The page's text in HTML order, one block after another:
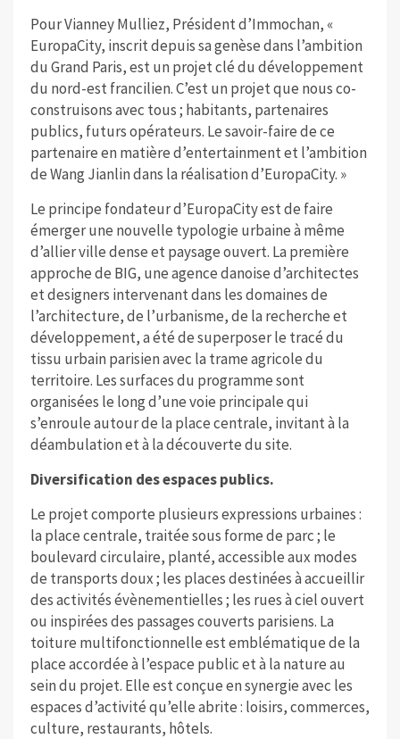
Pour Vianney Mulliez, Président d’Immochan, «
EuropaCity, inscrit depuis sa genèse dans l’ambition
du Grand Paris, est un projet clé du développement
du nord-est francilien. C’est un projet que nous co-
construisons avec tous ; habitants, partenaires
publics, futurs opérateurs. Le savoir-faire de ce
partenaire en matière d’entertainment et l’ambition
de Wang Jianlin dans la réalisation d’EuropaCity. »
Le principe fondateur d’EuropaCity est de faire
émerger une nouvelle typologie urbaine à même
d’allier ville dense et paysage ouvert. La première
approche de BIG, une agence danoise d’architectes
et designers intervenant dans les domaines de
l’architecture, de l’urbanisme, de la recherche et
développement, a été de superposer le tracé du
tissu urbain parisien avec la trame agricole du
territoire. Les surfaces du programme sont
organisées le long d’une voie principale qui
s’enroule autour de la place centrale, invitant à la
déambulation et à la découverte du site.
Diversification des espaces publics.
Le projet comporte plusieurs expressions urbaines :
la place centrale, traitée sous forme de parc ; le
boulevard circulaire, planté, accessible aux modes
de transports doux ; les places destinées à accueillir
des activités évènementielles ; les rues à ciel ouvert
ou inspirées des passages couverts parisiens. La
toiture multifonctionnelle est emblématique de la
place accordée à l’espace public et à la nature au
sein du projet. Elle est conçue en synergie avec les
espaces d’activité qu’elle abrite : loisirs, commerces,
culture, restaurants, hôtels.